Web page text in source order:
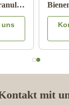
uns
Gelée
mit